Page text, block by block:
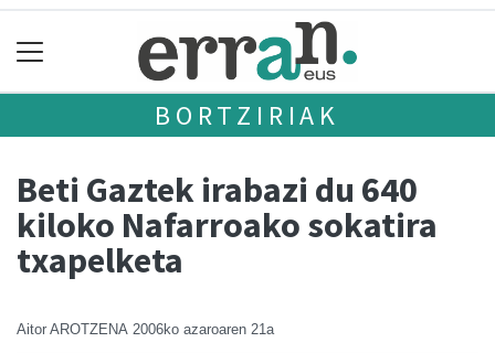
BORTZIRIAK
Beti Gaztek irabazi du 640
kiloko Nafarroako sokatira
txapelketa
Aitor AROTZENA 2006ko azaroaren 21a